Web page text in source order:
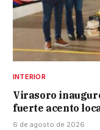
INTERIOR
Virasoro
fuerte acento
6 de agosto de 2026